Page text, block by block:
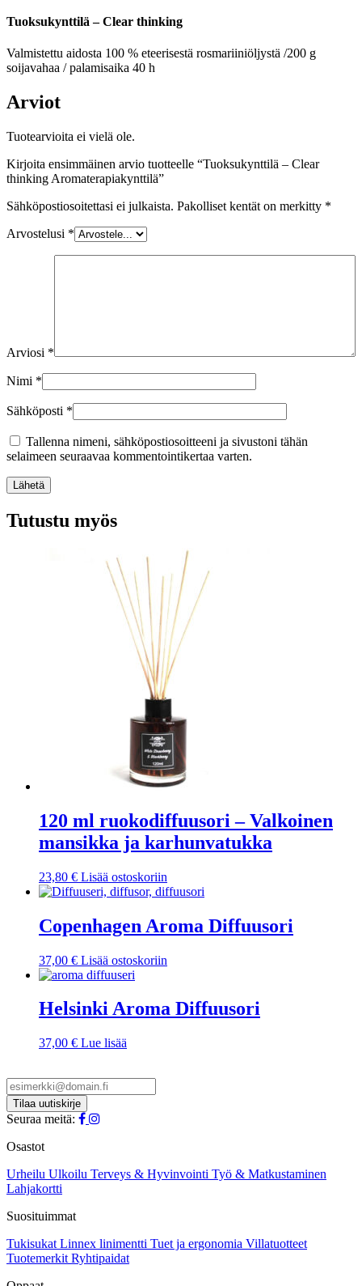
Tuoksukynttilä – Clear thinking
Valmistettu aidosta 100 % eteerisestä rosmariiniöljystä /200 g
soijavahaa / palamisaika 40 h
Arviot
Tuotearvioita ei vielä ole.
Kirjoita ensimmäinen arvio tuotteelle “Tuoksukynttilä – Clear
thinking Aromaterapiakynttilä”
Sähköpostiosoitettasi ei julkaista. Pakolliset kentät on merkitty *
Arvostelusi *
Arviosi *
Nimi *
Sähköposti *
Tallenna nimeni, sähköpostiosoitteeni ja sivustoni tähän
selaimeen seuraavaa kommentointikertaa varten.
Lähetä
Tutustu myös
120 ml ruokodiffuusori – Valkoinen
mansikka ja karhunvatukka
23,80 € Lisää ostoskoriin
Copenhagen Aroma Diffuusori
37,00 € Lisää ostoskoriin
Helsinki Aroma Diffuusori
37,00 € Lue lisää
Seuraa meitä:
Osastot
Urheilu Ulkoilu Terveys & Hyvinvointi Työ & Matkustaminen
Lahjakortti
Suosituimmat
Tukisukat Linnex linimentti Tuet ja ergonomia Villatuotteet
Tuotemerkit Ryhtipaidat